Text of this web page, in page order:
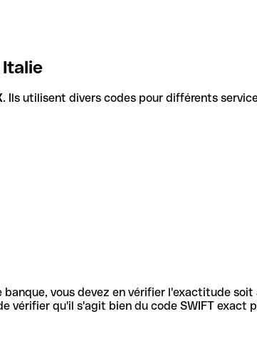
Italie
. Ils utilisent divers codes pour différents
vous devez en vérifier l'exactitude
vérifier qu'il s'agit bien du code SWIFT exact